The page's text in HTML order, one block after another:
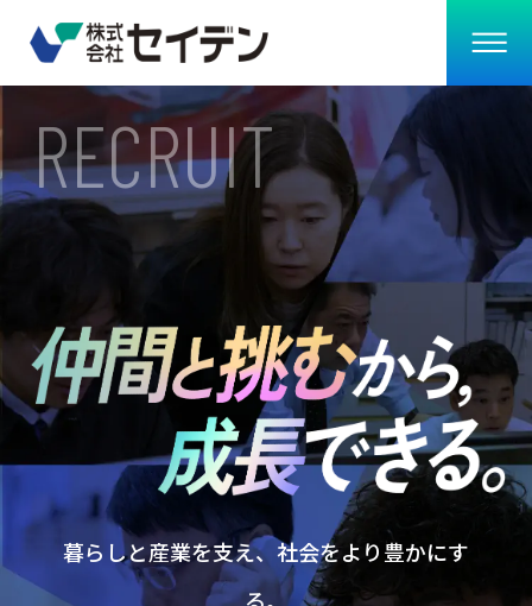
RECRUIT
暮らしと産業を支え、社会をより豊かにす